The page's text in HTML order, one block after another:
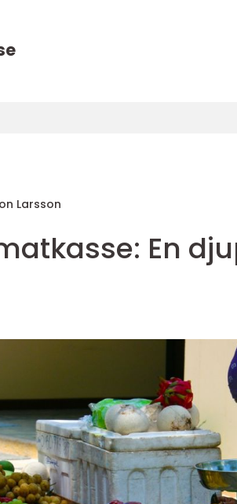
Larsson
En